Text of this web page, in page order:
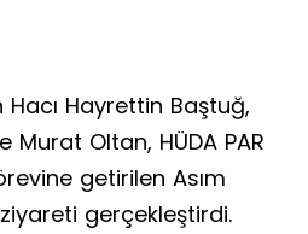
Hacı Hayrettin Baştuğ,
Murat Oltan, HÜDA PAR
getirilen Asım
gerçekleştirdi.